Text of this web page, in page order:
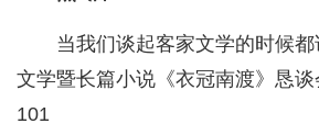
当我们谈起客家文学的时候
文学暨长篇小说《衣冠南渡》恳
101